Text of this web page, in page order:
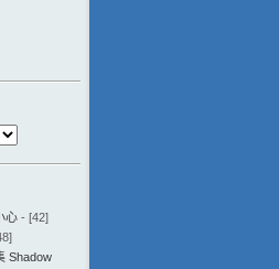
心 - [42]
Shadow